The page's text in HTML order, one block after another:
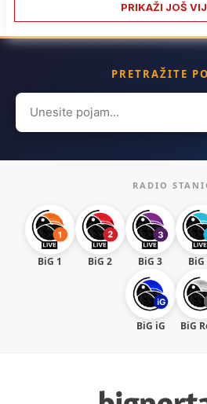
PRIKAŽI JOŠ
PRETRAŽITE
Search
for:
RADIO
BiG 1 BiG 2 BiG 3 BiG
BiG iG BiG